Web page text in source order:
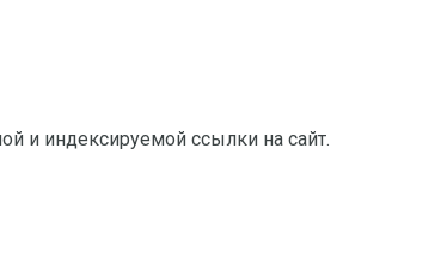
и индексируемой ссылки на сайт.